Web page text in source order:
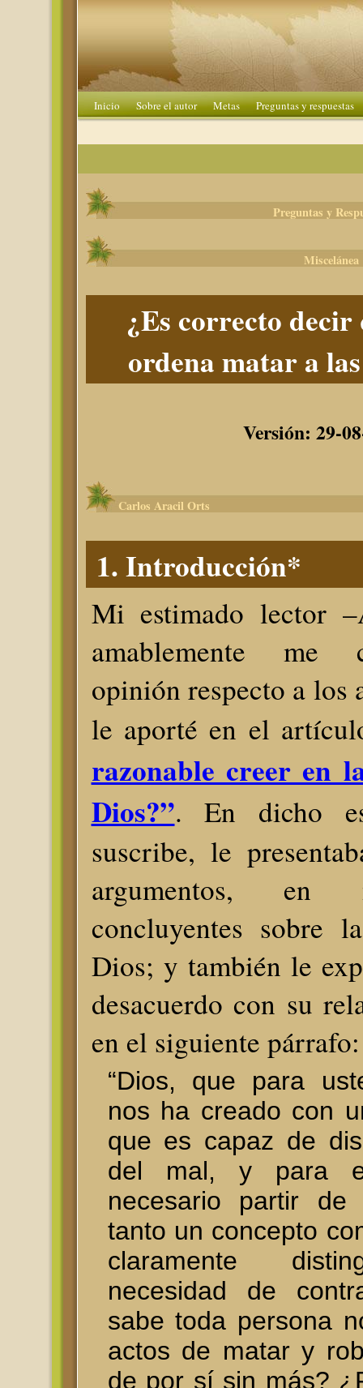
Inicio Sobre el autor Metas Preguntas y respuestas
Preguntas y
Miscelánea
¿Es correcto
ordena matar a
Versión: 29-
Carlos Aracil Orts
1. Introducción*
Mi estimado lector
amablemente me
opinión respecto a los
le aporté en el
razonable creer en
Dios?”. En dicho
suscribe, le
argumentos, en
concluyentes sobre
Dios; y también le
desacuerdo con su
en el siguiente párrafo:
“Dios, que para
nos ha creado con
que es capaz de
del mal, y para
necesario partir
tanto un concepto
claramente
necesidad de
sabe toda persona
actos de matar y
de por sí sin más?